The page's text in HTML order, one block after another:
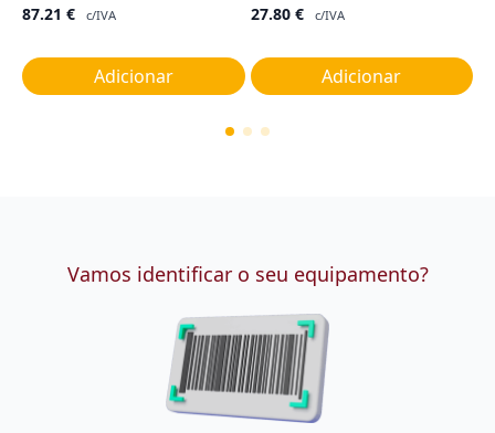
87.21 € c/IVA
Adicionar
27.80 € c/IVA
Adicionar
Vamos identificar o seu equipamento?